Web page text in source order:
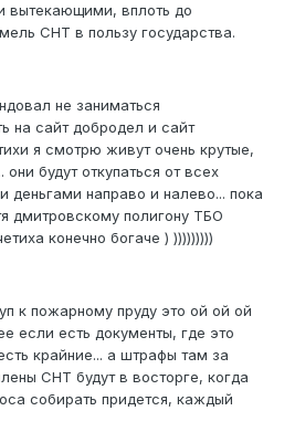
вытекающими, вплоть до
СНТ в пользу государства.
не заниматься
на сайт добродел и сайт
я смотрю живут очень крутые,
будут откупаться от всех
деньгами направо и налево... пока
дмитровскому полигону ТБО
конечно богаче ) )))))))))
к пожарному пруду это ой ой ой
если есть документы, где это
крайние... а штрафы там за
СНТ будут в восторге, когда
собирать придется, каждый